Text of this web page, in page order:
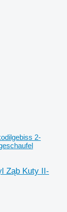
2-
Ząb Kuty II-